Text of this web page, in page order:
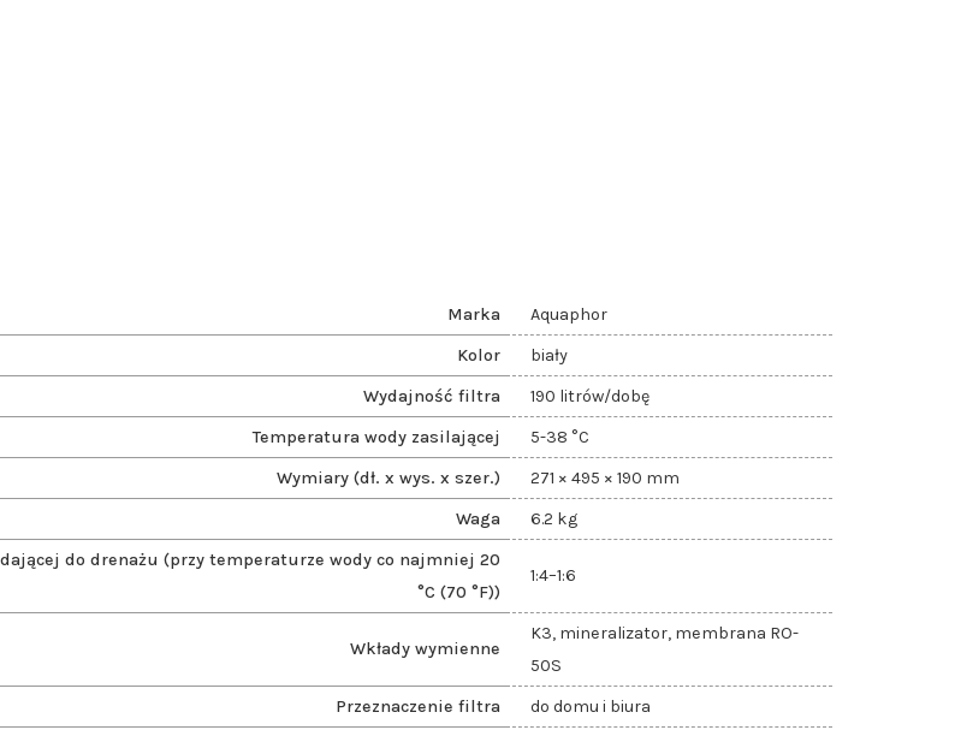
Marka
Aquaphor
Kolor
biały
Wydajność filtra
190 litrów/dobę
Temperatura wody zasilającej
5-38 °C
Wymiary (dł. x wys. x szer.)
271 × 495 × 190 mm
Waga
6.2 kg
do drenażu (przy temperaturze wody co najmniej 20
°C (70 °F))
1:4–1:6
Wkłady wymienne
K3, mineralizator, membrana RO-
50S
Przeznaczenie filtra
do domu i biura